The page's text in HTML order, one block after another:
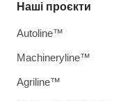
Наші проєкти
Autoline™
Machineryline™
Agriline™